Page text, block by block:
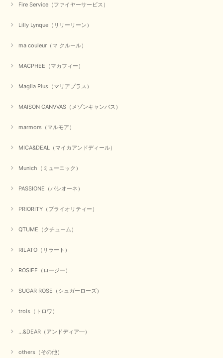
Fire Service（ファイヤーサービス）
Lilly Lynque（リリーリーン）
ma couleur（マ クルール）
MACPHEE（マカフィー）
Maglia Plus（マリアプラス）
MAISON CANVVAS（メゾンキャンバス）
marmors（マルモア）
MICA&DEAL（マイカアンドディール）
Munich（ミューニック）
PASSIONE（パシオーネ）
PRIORITY（プライオリティー）
QTUME（クチューム）
RILATO（リラート）
ROSIEE（ロージー）
SUGAR ROSE（シュガーローズ）
trois（トロワ）
...&DEAR（アンドディア―）
others（その他）